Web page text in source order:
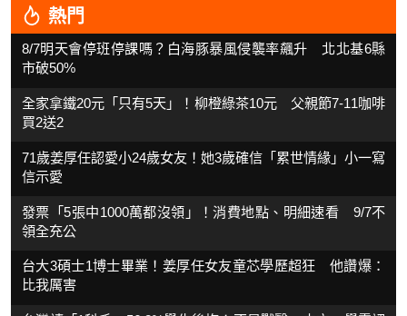
熱門
8/7明天會停班停課嗎？白海豚暴風侵襲率飆升 北北基6縣
市破50%
全家拿鐵20元「只有5天」！柳橙綠茶10元 父親節7-11咖啡
買2送2
71歲姜厚任認愛小24歲女友！她3歲確信「累世情緣」小一寫
信示愛
發票「5張中1000萬都沒領」！消費地點、明細速看 9/7不
領全充公
台大3碩士1博士畢業！姜厚任女友童芯學歷超狂 他讚爆：
比我厲害